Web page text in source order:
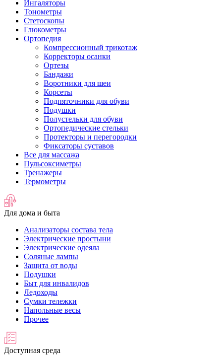
Ингаляторы
Тонометры
Стетоскопы
Глюкометры
Ортопедия
Компрессионный трикотаж
Корректоры осанки
Ортезы
Бандажи
Воротники для шеи
Корсеты
Подпяточники для обуви
Подушки
Полустельки для обуви
Ортопедические стельки
Протекторы и перегородки
Фиксаторы суставов
Все для массажа
Пульсоксиметры
Тренажеры
Термометры
Для дома и быта
Анализаторы состава тела
Электрические простыни
Электрические одеяла
Соляные лампы
Защита от воды
Подушки
Быт для инвалидов
Ледоходы
Сумки тележки
Напольные весы
Прочее
Доступная среда